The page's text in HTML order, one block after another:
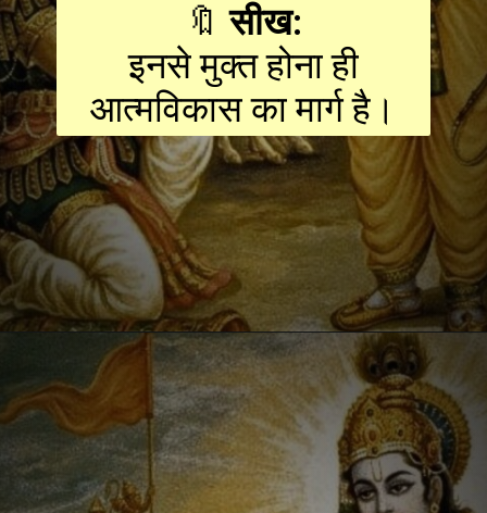
🔖सीख:
इनसे मुक्त होना ही
आत्मविकास का मार्ग है।